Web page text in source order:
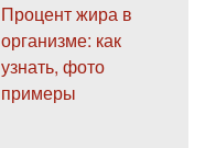
Процент жира в
организме: как
узнать, фото
примеры